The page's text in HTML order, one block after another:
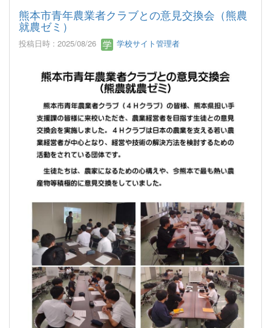
熊本市青年農業者クラブとの意見交換会 （熊農
就農ゼミ）
投稿日時 : 2025/08/26 学校サイト管理者